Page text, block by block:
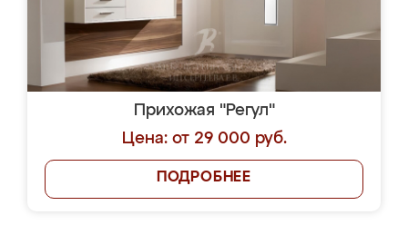
Прихожая "Регул"
Цена: от 29 000 руб.
ПОДРОБНЕЕ